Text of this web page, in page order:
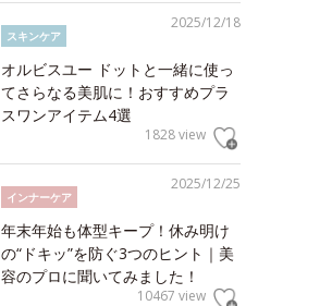
2025/12/18
スキンケア
オルビスユー ドットと一緒に使っ
てさらなる美肌に！おすすめプラ
スワンアイテム4選
1828 view
2025/12/25
インナーケア
年末年始も体型キープ！休み明け
の“ドキッ”を防ぐ3つのヒント｜美
容のプロに聞いてみました！
10467 view